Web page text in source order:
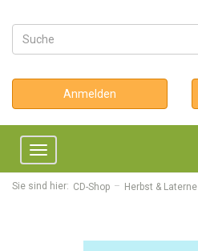
Anmelden
Toggle
navigation
Sie sind hier: CD-Shop Herbst & Laterne